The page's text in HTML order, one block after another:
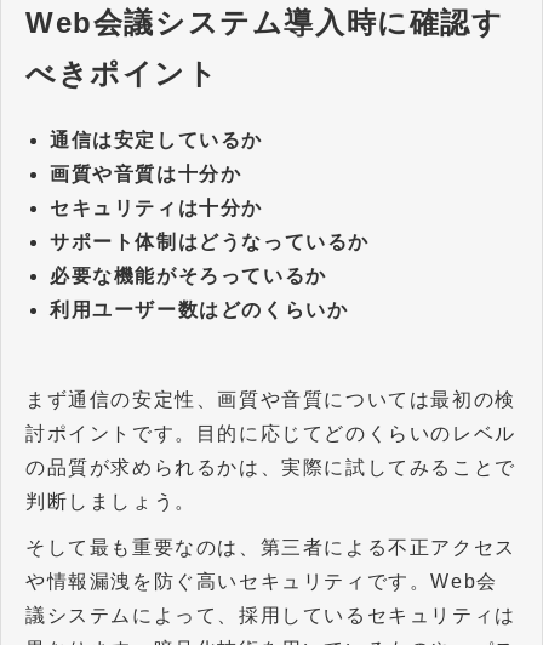
Web会議システム導入時に確認す
べきポイント
通信は安定しているか
画質や音質は十分か
セキュリティは十分か
サポート体制はどうなっているか
必要な機能がそろっているか
利用ユーザー数はどのくらいか
まず通信の安定性、画質や音質については最初の検
討ポイントです。目的に応じてどのくらいのレベル
の品質が求められるかは、実際に試してみることで
判断しましょう。
そして最も重要なのは、第三者による不正アクセス
や情報漏洩を防ぐ高いセキュリティです。Web会
議システムによって、採用しているセキュリティは